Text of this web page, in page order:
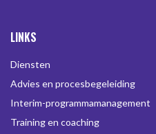
LINKS
Diensten
Advies en procesbegeleiding
Interim-programmamanagement
Training en coaching